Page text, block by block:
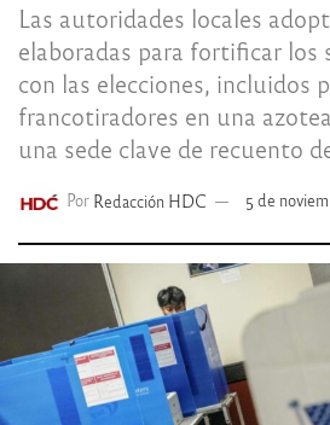
Las autoridades locales
elaboradas para fortificar los
con las elecciones, incluidos
francotiradores en una
una sede clave de recuento
Por Redacción HDC 5 de